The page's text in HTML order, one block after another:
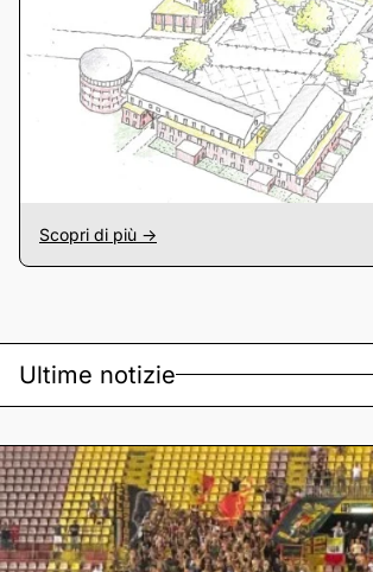
Scopri di più ->
Ultime notizie